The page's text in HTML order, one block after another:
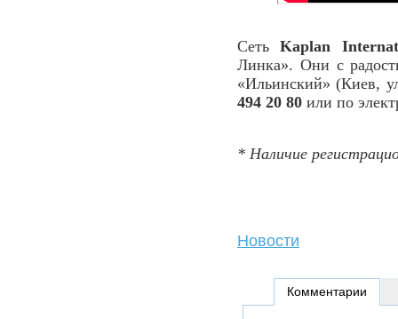
СетьKaplan
Линка». Они с
«Ильинский» (Киев,
494 20 80 или по
* Наличие
Новости
Комментарии